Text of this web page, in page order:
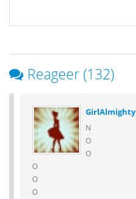
Reageer (132)
GirlAlmighty
N
O
O
O
O
O